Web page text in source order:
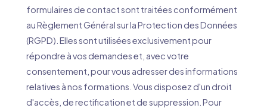
formulaires de contact sont traitées conformément
au Règlement Général sur la Protection des Données
(RGPD). Elles sont utilisées exclusivement pour
répondre à vos demandes et, avec votre
consentement, pour vous adresser des informations
relatives à nos formations. Vous disposez d'un droit
d'accès, de rectification et de suppression. Pour